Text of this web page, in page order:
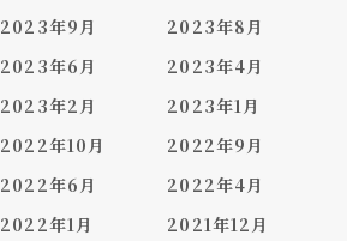
2023年9月
2023年8月
2023年6月
2023年4月
2023年2月
2023年1月
2022年10月
2022年9月
2022年6月
2022年4月
2022年1月
2021年12月